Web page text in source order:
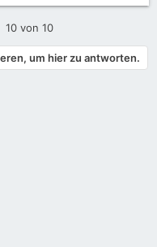
10 von 10
um hier zu antworten.